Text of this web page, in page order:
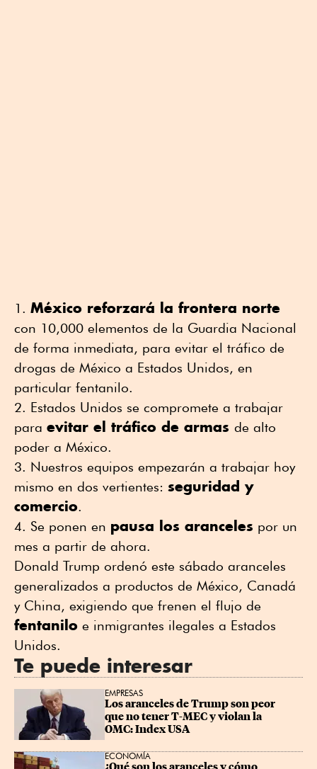
México reforzará la frontera norte
con 10,000 elementos de la Guardia Nacional
de forma inmediata, para evitar el tráfico de
drogas de México a Estados Unidos, en
particular fentanilo.
Estados Unidos se compromete a trabajar
para evitar el tráfico de armas de alto
poder a México.
Nuestros equipos empezarán a trabajar hoy
mismo en dos vertientes: seguridad y
comercio.
Se ponen en pausa los aranceles por un
mes a partir de ahora.
Donald Trump ordenó este sábado aranceles
generalizados a productos de México, Canadá
y China, exigiendo que frenen el flujo de
fentanilo e inmigrantes ilegales a Estados
Unidos.
Te puede interesar
EMPRESAS
Los aranceles de Trump son peor
que no tener T-MEC y violan la
OMC: Index USA
ECONOMÍA